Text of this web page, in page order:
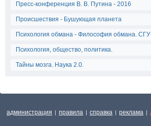
Пресс-конференция В. В. Путина - 2016
Происшествия - Бушующая планета
Психология обмана - Философия обмана.
Психология, общество, политика.
Тайны мозга. Наука 2.0.
администрация | правила | справка | реклама |